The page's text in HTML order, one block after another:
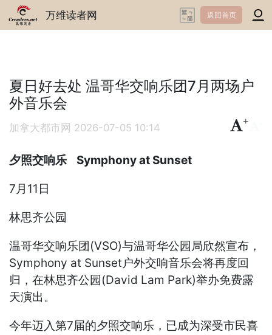
万维读者网 返回首页
夏日好去处 温哥华交响乐团7月两场户
外音乐会
加拿大都市网 2026-07-05 10:14
+
夕照交响乐 Symphony at Sunset
7月11日
林思齐公园
温哥华交响乐团(VSO)与温哥华公园局欣然宣布，
Symphony at Sunset户外交响音乐会将再度回
归，在林思齐公园(David Lam Park)举办免费露
天演出。
今年迈入第7届的夕照交响乐，已成为深受市民喜